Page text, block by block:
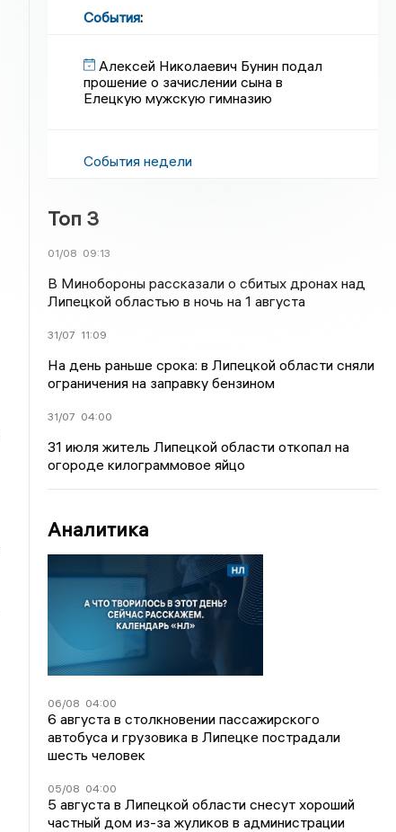
События:
Алексей Николаевич Бунин подал
прошение о зачислении сына в
Елецкую мужскую гимназию
События недели
Топ 3
01/08 09:13
В Минобороны рассказали о сбитых дронах над
Липецкой областью в ночь на 1 августа
31/07 11:09
На день раньше срока: в Липецкой области сняли
ограничения на заправку бензином
31/07 04:00
31 июля житель Липецкой области откопал на
огороде килограммовое яйцо
Аналитика
06/08 04:00
6 августа в столкновении пассажирского
автобуса и грузовика в Липецке пострадали
шесть человек
05/08 04:00
5 августа в Липецкой области снесут хороший
частный дом из-за жуликов в администрации